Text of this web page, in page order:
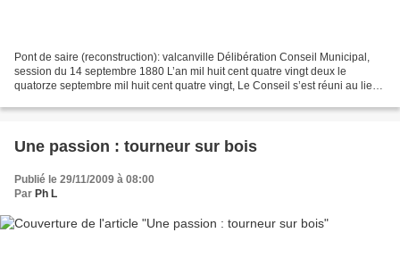
Pont de saire (reconstruction): valcanville Délibération Conseil Municipal,
session du 14 septembre 1880 L’an mil huit cent quatre vingt deux le
quatorze septembre mil huit cent quatre vingt, Le Conseil s’est réuni au lieu
Une passion : tourneur sur bois
Publié le 29/11/2009 à 08:00
Par Ph L